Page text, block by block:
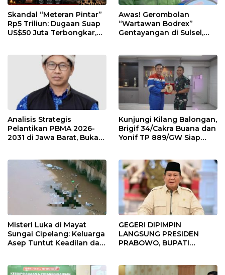
Skandal “Meteran Pintar”
Rp5 Triliun: Dugaan Suap
US$50 Juta Terbongkar,
Awas! Gerombolan
“Wartawan Bodrex”
Gentayangan di Sulsel,
Analisis Strategis
Pelantikan PBMA 2026-
2031 di Jawa Barat, Bukan
Kunjungi Kilang Balongan,
Brigif 34/Cakra Buana dan
Yonif TP 889/GW Siap
Misteri Luka di Mayat
Sungai Cipelang: Keluarga
Asep Tuntut Keadilan dan
GEGER! DIPIMPIN
LANGSUNG PRESIDEN
PRABOWO, BUPATI
Alasannya?